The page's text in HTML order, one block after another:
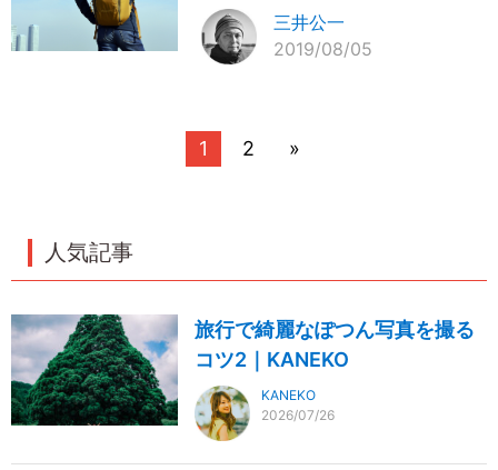
三井公一
2019/08/05
1 2 »
人気記事
旅行で綺麗なぽつん写真を撮る
コツ2｜KANEKO
KANEKO
2026/07/26